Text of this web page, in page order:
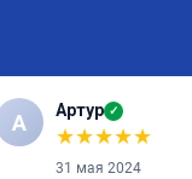
А Артур ✓
★★★★★
31 мая 2024